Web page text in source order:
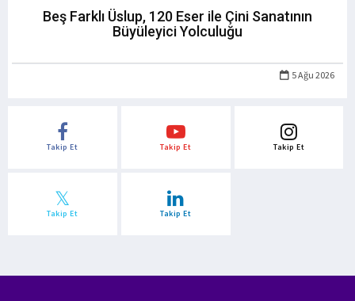
Beş Farklı Üslup, 120 Eser ile Çini Sanatının
Büyüleyici Yolculuğu
5 Ağu 2026
Takip Et Takip Et Takip Et
Takip Et Takip Et